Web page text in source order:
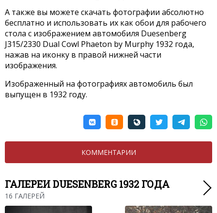
А также вы можете скачать фотографии абсолютно
бесплатно и использовать их как обои для рабочего
стола с изображением автомобиля Duesenberg
J315/2330 Dual Cowl Phaeton by Murphy 1932 года,
нажав на иконку в правой нижней части
изображения.
Изображенный на фотографиях автомобиль был
выпущен в 1932 году.
КОММЕНТАРИИ
ГАЛЕРЕИ DUESENBERG 1932 ГОДА
16 ГАЛЕРЕЙ